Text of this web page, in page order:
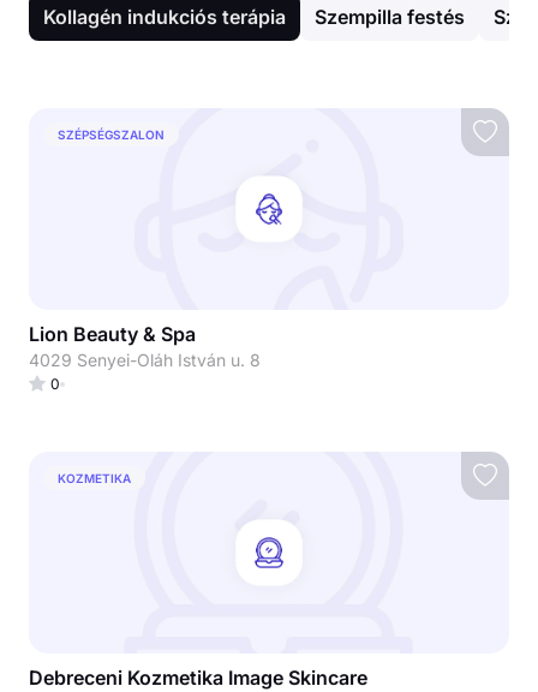
Kollagén indukciós terápia Szempilla festés
SZÉPSÉGSZALON
Lion Beauty & Spa
4029 Senyei-Oláh István u. 8
0
KOZMETIKA
Debreceni Kozmetika Image Skincare